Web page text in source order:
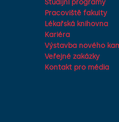
Studijní programy
Pracoviště fakulty
Lékařská knihovna
Kariéra
Výstavba nového
Veřejné zakázky
Kontakt pro média